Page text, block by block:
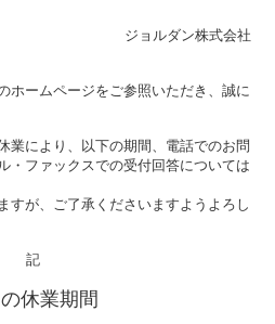
ジョルダン株式会社
ホームページをご参照いただき、誠に
業により、以下の期間、電話でのお問
・ファックスでの受付回答については
すが、ご了承くださいますようよろし
記
休業期間